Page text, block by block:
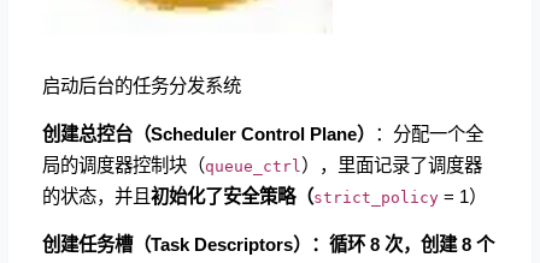
启动后台的任务分发系统
创建总控台（Scheduler Control Plane）
：分配一个全
局的调度器控制块（queue_ctrl ），里面记录了调度器
的状态，并且初始化了安全策略（strict_policy = 1）
创建任务槽（Task Descriptors）：循环 8 次，创建 8 个